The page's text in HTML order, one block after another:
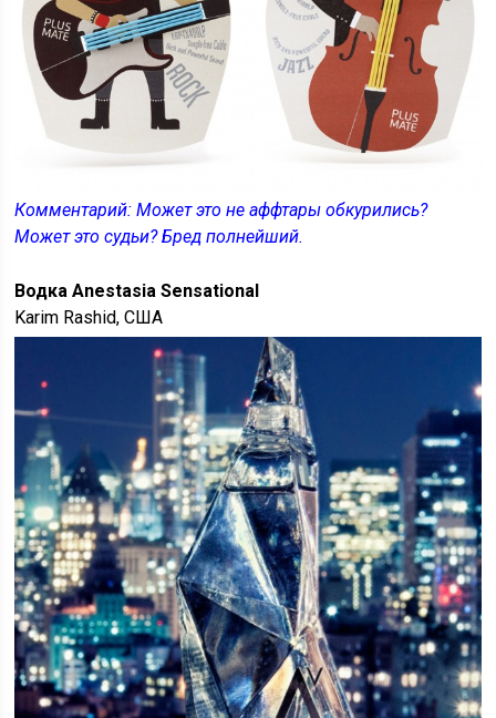
Комментарий: Может это не аффтары обкурились?
Может это судьи? Бред полнейший.
Водка Anestasia Sensational
Karim Rashid, США